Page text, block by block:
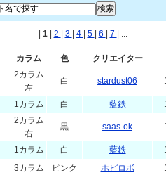
1 2 3 4 5 6 7 | ...
カラム 色 クリエイター
2カラム
左
白 stardust06
1カラム 白 藍鉄
2カラム
右
黒 saas-ok
1カラム 白 藍鉄
3カラム ピンク ホピロボ